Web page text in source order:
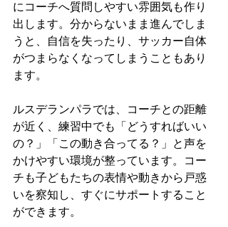
にコーチへ質問しやすい雰囲気も作り
出します。分からないまま進んでしま
うと、自信を失ったり、サッカー自体
がつまらなくなってしまうこともあり
ます。
ルスデランパラでは、コーチとの距離
が近く、練習中でも「どうすればいい
の？」「この動き合ってる？」と声を
かけやすい環境が整っています。コー
チも子どもたちの表情や動きから戸惑
いを察知し、すぐにサポートすること
ができます。